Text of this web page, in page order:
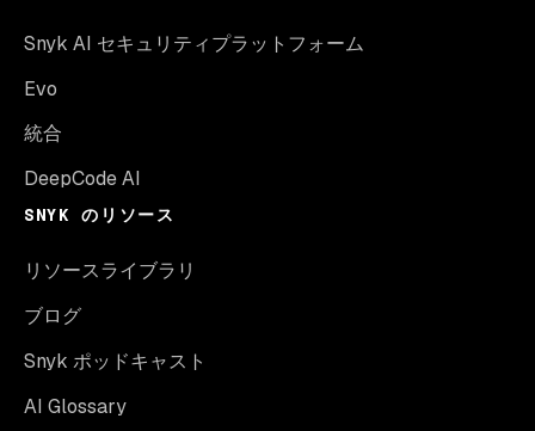
Snyk AI セキュリティプラットフォーム
Evo
統合
DeepCode AI
SNYK のリソース
リソースライブラリ
ブログ
Snyk ポッドキャスト
AI Glossary